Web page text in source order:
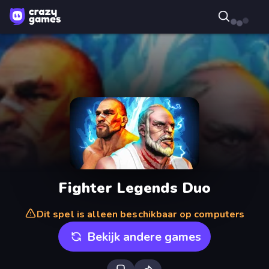
Fighter Legends Duo
Dit spel is alleen beschikbaar op computers
Bekijk andere games